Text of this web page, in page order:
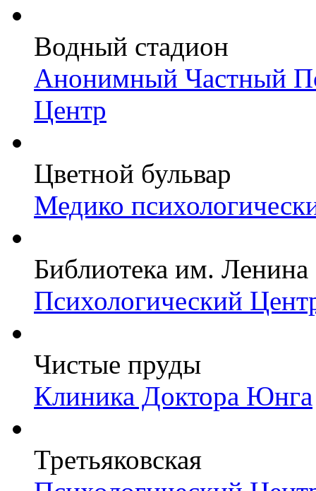
Водный стадион
Анонимный Частный
Центр
Цветной бульвар
Медико
Библиотека им. Ленина
Психологический
Чистые пруды
Клиника Доктора Юнга
Третьяковская